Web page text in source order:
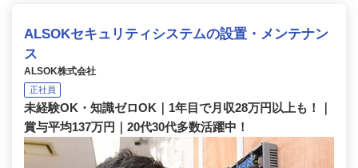
ALSOKセキュリティシステムの設置・メンテナン
ス
ALSOK株式会社
正社員
未経験OK・知識ゼロOK｜1年目で月収28万円以上も！｜
賞与平均137万円｜20代30代多数活躍中！